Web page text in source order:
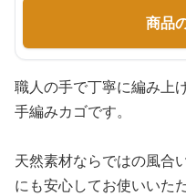
商品
職人の手で丁寧に編み上
手編みカゴです。
天然素材ならではの風合
にも安心してお使いいた